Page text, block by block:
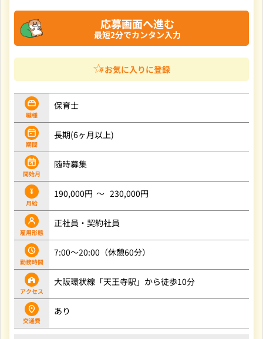
応募画面へ進む
お気に入りに登録
職種
保育士
期間
長期(6ヶ月以上)
開始月
随時募集
月給
190,000円 230,000円
雇用形態
正社員・契約社員
勤務時間
7:00～20:00（休憩60分）
大阪環状線「天王寺駅」から徒歩10分
交通費
あり